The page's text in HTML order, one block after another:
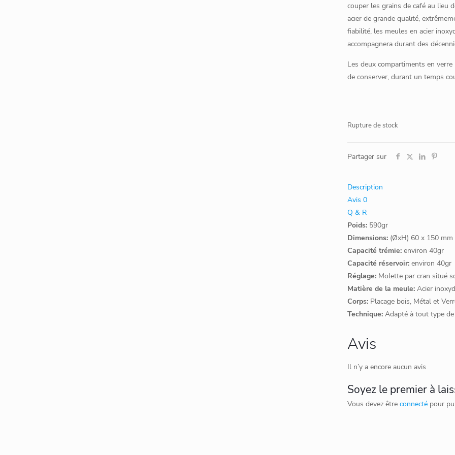
couper les grains de café au lieu
acier de grande qualité,
fiabilité, les meules en acier
accompagnera durant des
Les deux compartiments en
de conserver, durant un temps
Rupture de stock
Partager sur
Description
Avis 0
Q & R
Poids: 590gr
Dimensions: (ØxH) 60 x 150 mm
Capacité trémie: environ 40gr
Capacité réservoir: environ 40gr
Réglage: Molette par cran situé
Matière de la meule: Acier
Corps: Placage bois, Métal et
Technique: Adapté à tout type
Avis
Il n’y a encore aucun avis
Soyez le premier à
Vous devez être connecté pour